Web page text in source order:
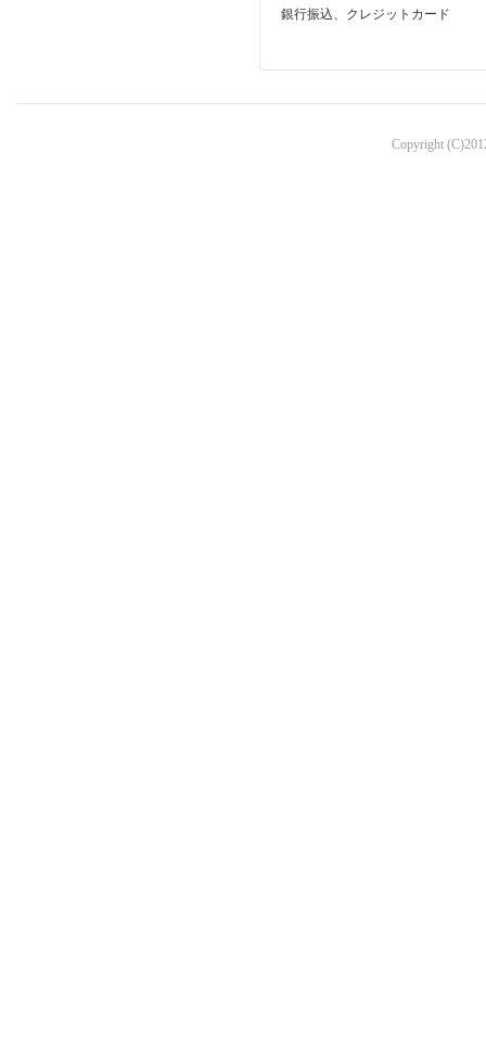
銀行振込、クレジットカード
Copyright